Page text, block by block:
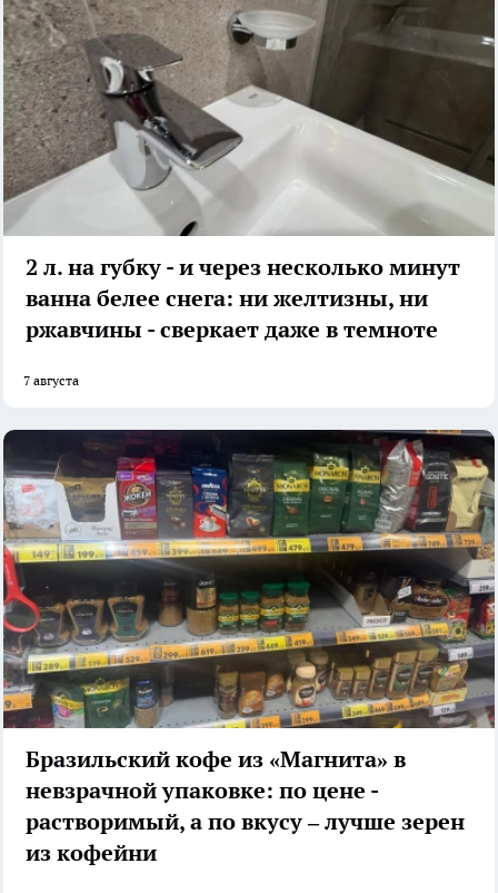
2 л. на губку - и через несколько минут
ванна белее снега: ни желтизны, ни
ржавчины - сверкает даже в темноте
7 августа
Бразильский кофе из «Магнита» в
невзрачной упаковке: по цене -
растворимый, а по вкусу – лучше зерен
из кофейни